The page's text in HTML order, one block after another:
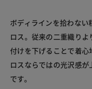
ボディラインを拾わな
ロス。従来の二重織り
付けを下げることで着
ロスならではの光沢感
です。